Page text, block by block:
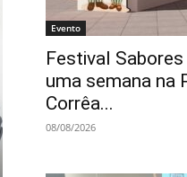
Evento
Festival
uma semana na
Corrêa...
08/08/2026